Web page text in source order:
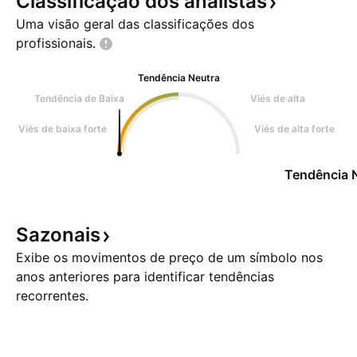
Uma visão geral das classificações dos
profissionais.
Tendência Neutra
Tendência de Baixa
Viés de alta
Viés de baixa forte Viés de alta forte
Tendência
Sazonais
Exibe os movimentos de preço de um símbolo nos
anos anteriores para identificar tendências
recorrentes.